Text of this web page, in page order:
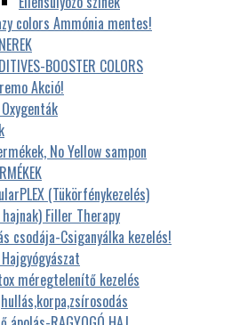
colors Ammónia mentes!
BOOSTER COLORS
Akció!
Oxygenták
No Yellow sampon
(Tükörfénykezelés)
hajnak) Filler Therapy
csodája-Csiganyálka kezelés!
méregtelenítő kezelés